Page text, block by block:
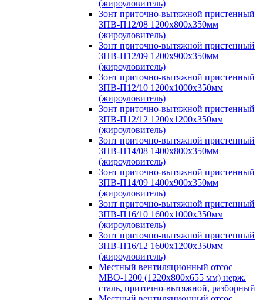
(жироуловитель)
Зонт приточно-вытяжной пристенный
ЗПВ-П12/08 1200х800х350мм
(жироуловитель)
Зонт приточно-вытяжной пристенный
ЗПВ-П12/09 1200х900х350мм
(жироуловитель)
Зонт приточно-вытяжной пристенный
ЗПВ-П12/10 1200х1000х350мм
(жироуловитель)
Зонт приточно-вытяжной пристенный
ЗПВ-П12/12 1200х1200х350мм
(жироуловитель)
Зонт приточно-вытяжной пристенный
ЗПВ-П14/08 1400х800х350мм
(жироуловитель)
Зонт приточно-вытяжной пристенный
ЗПВ-П14/09 1400х900х350мм
(жироуловитель)
Зонт приточно-вытяжной пристенный
ЗПВ-П16/10 1600х1000х350мм
(жироуловитель)
Зонт приточно-вытяжной пристенный
ЗПВ-П16/12 1600х1200х350мм
(жироуловитель)
Местный вентиляционный отсос
МВО-1200 (1220х800х655 мм) нерж.
сталь, приточно-вытяжной, разборный